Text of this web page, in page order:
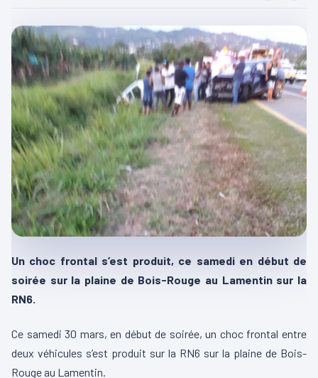
Un choc frontal s’est produit, ce samedi en début de
soirée sur la plaine de Bois-Rouge au Lamentin sur la
RN6.
Ce samedi 30 mars, en début de soirée, un choc frontal entre
deux véhicules s’est produit sur la RN6 sur la plaine de Bois-
Rouge au Lamentin.